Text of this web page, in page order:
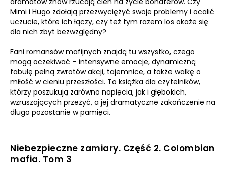
Mimi i Hugo zdołają przezwyciężyć swoje problemy i ocalić
uczucie, które ich łączy, czy też tym razem los okaże się
dla nich zbyt bezwzględny?
Fani romansów mafijnych znajdą tu wszystko, czego
mogą oczekiwać – intensywne emocje, dynamiczną
fabułę pełną zwrotów akcji, tajemnice, a także walkę o
miłość w cieniu przeszłości. To książka dla czytelników,
którzy poszukują zarówno napięcia, jak i głębokich,
wzruszających przeżyć, a jej dramatyczne zakończenie na
długo pozostanie w pamięci.
Niebezpieczne zamiary. Część 2. Colombian
mafia. Tom 3